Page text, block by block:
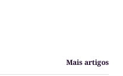
Mais artigos